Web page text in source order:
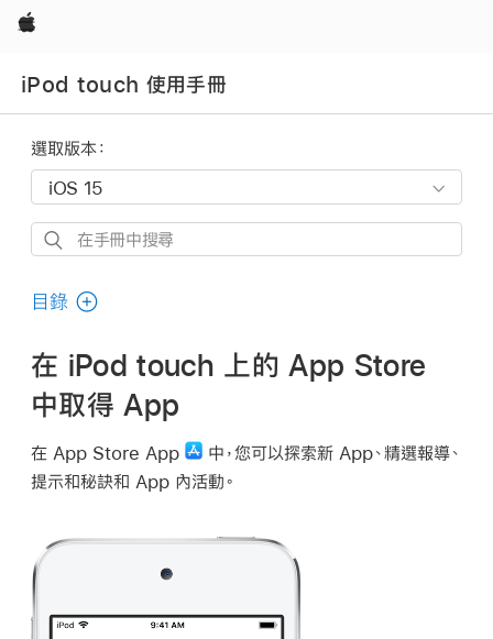
Apple
iPod touch 使用手冊
選取版本：
在
冊
搜
尋
目錄
在 iPod touch 上的 App Store
中取得 App
在 App Store App
中，您可以探索新 App、精選報導、
提示和秘訣和 App 內活動。